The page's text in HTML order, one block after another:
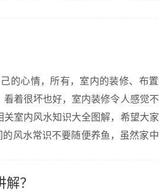
的心情，所有，室内的装修、布
着很坏也好，室内装修令人感觉
室内风水知识大全图解，希望大家
风水常识不要随便养鱼，虽然家中
？